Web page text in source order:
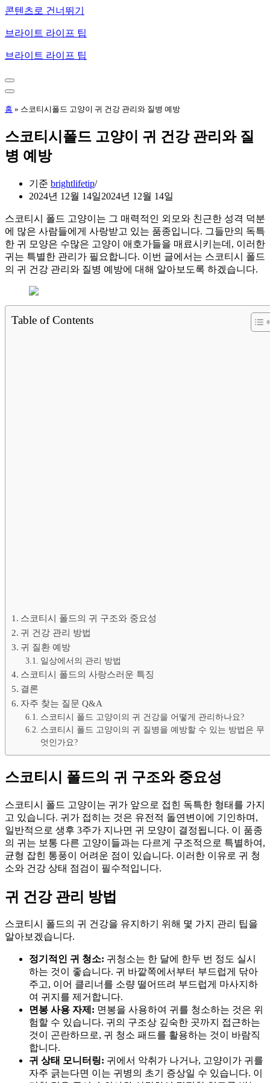
콘텐츠로 건너뛰기
브라이트 라이프 팁
브라이트 라이프 팁
내
비
게
션
메
뉴
내
비
이
션
메
뉴
홈 » 스코티시폴드 고양이 귀 건강 관리와 질병 예방
스코티시폴드 고양이 귀 건강 관리와 질
병 예방
기준 brightlifetip
2024년 12월 14일2024년 12월 14일
스코티시 폴드 고양이는 그 매력적인 외모와 친근한 성격 덕분
에 많은 사람들에게 사랑받고 있는 품종입니다. 그들만의 독특
한 귀 모양은 수많은 고양이 애호가들을 매료시키는데, 이러한
귀는 특별한 관리가 필요합니다. 이번 글에서는 스코티시 폴드
의 귀 건강 관리와 질병 예방에 대해 알아보도록 하겠습니다.
Table of Contents
스코티시 폴드의 귀 구조와 중요성
귀 건강 관리 방법
귀 질환 예방
일상에서의 관리 방법
스코티시 폴드의 사랑스러운 특징
결론
자주 찾는 질문 Q&A
스코티시 폴드 고양이의 귀 건강을 어떻게 관리하나요?
스코티시 폴드 고양이의 귀 질병을 예방할 수 있는 방법은 무
엇인가요?
스코티시 폴드의 귀 구조와 중요성
스코티시 폴드 고양이는 귀가 앞으로 접힌 독특한 형태를 가지
고 있습니다. 귀가 접히는 것은 유전적 돌연변이에 기인하며,
일반적으로 생후 3주가 지나면 귀 모양이 결정됩니다. 이 품종
의 귀는 보통 다른 고양이들과는 다르게 구조적으로 특별하여,
균형 잡힌 통풍이 어려운 점이 있습니다. 이러한 이유로 귀 청
소와 건강 상태 점검이 필수적입니다.
귀 건강 관리 방법
스코티시 폴드의 귀 건강을 유지하기 위해 몇 가지 관리 팁을
알아보겠습니다.
정기적인 귀 청소: 귀청소는 한 달에 한두 번 정도 실시
하는 것이 좋습니다. 귀 바깥쪽에서부터 부드럽게 닦아
주고, 이어 클리너를 소량 떨어뜨려 부드럽게 마사지하
여 귀지를 제거합니다.
면봉 사용 자제: 면봉을 사용하여 귀를 청소하는 것은 위
험할 수 있습니다. 귀의 구조상 깊숙한 곳까지 접근하는
것이 곤란하므로, 귀 청소 패드를 활용하는 것이 바람직
합니다.
귀 상태 모니터링: 귀에서 악취가 나거나, 고양이가 귀를
자주 긁는다면 이는 귀병의 초기 증상일 수 있습니다. 이